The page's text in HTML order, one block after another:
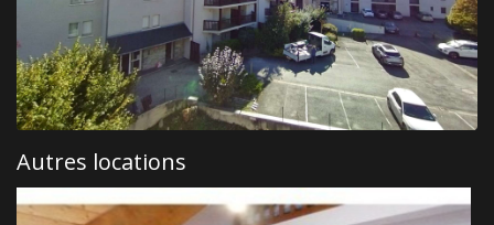
Autres locations